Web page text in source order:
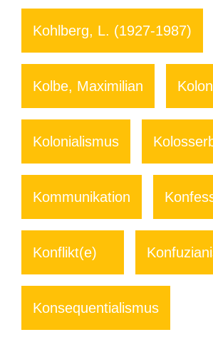
Kohlberg, L. (1927-1987)
Kolbe, Maximilian
Kolonialismus
Kommunikation
Konflikt(e)
Konsequentialismus